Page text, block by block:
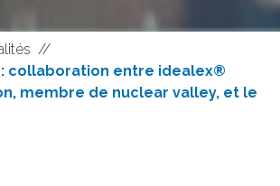
//
collaboration entre idealex®
membre de nuclear valley, et le